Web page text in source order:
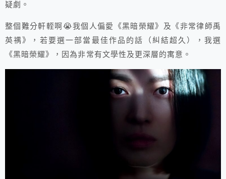
疑劇。
整個難分軒輊啊😭我個人偏愛《黑暗榮耀》及《非常律師禹
英禑》，若要選一部當最佳作品的話（糾結超久），我選
《黑暗榮耀》，因為非常有文學性及更深層的寓意。